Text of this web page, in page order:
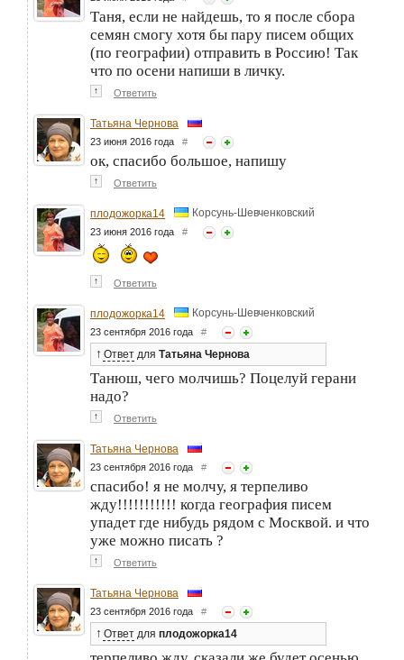
Таня, если не найдешь, то я после сбора
семян смогу хотя бы пару писем общих
(по географии) отправить в Россию! Так
что по осени напиши в личку.
↑ Ответить
Татьяна Чернова
23 июня 2016 года #
ок, спасибо большое, напишу
↑ Ответить
плодожорка14 Корсунь-Шевченковский
23 июня 2016 года #
↑ Ответить
плодожорка14 Корсунь-Шевченковский
23 сентября 2016 года #
↑ Ответ для Татьяна Чернова
Танюш, чего молчишь? Поцелуй герани
надо?
↑ Ответить
Татьяна Чернова
23 сентября 2016 года #
спасибо! я не молчу, я терпеливо
жду!!!!!!!!!!! когда география писем
упадет где нибудь рядом с Москвой. и что
уже можно писать ?
↑ Ответить
Татьяна Чернова
23 сентября 2016 года #
↑ Ответ для плодожорка14